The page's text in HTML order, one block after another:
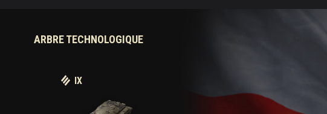
ARBRE TECHNOLOGIQUE
IX